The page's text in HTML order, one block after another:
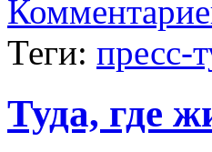
Теги: пресс-
Туда, где